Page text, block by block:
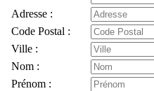
Adresse :
Code Postal :
Ville :
Nom :
Prénom :